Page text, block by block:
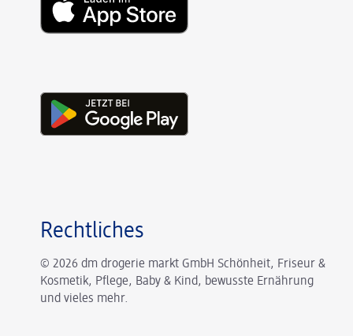
Rechtliches
© 2026 dm drogerie markt GmbH Schönheit, Friseur &
Kosmetik, Pflege, Baby & Kind, bewusste Ernährung
und vieles mehr.